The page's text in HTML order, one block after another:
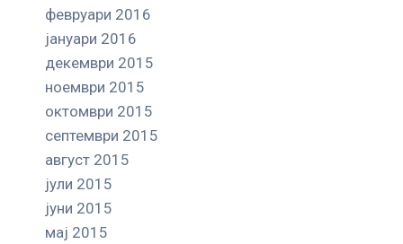
февруари 2016
јануари 2016
декември 2015
ноември 2015
октомври 2015
септември 2015
август 2015
јули 2015
јуни 2015
мај 2015